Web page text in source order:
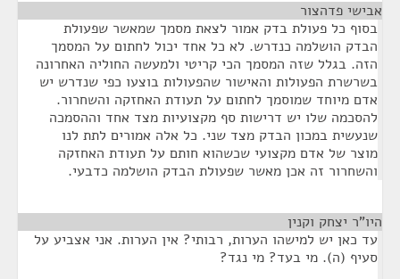
אבישי פדהצור
בסוף כל פעולת בדק אמור לצאת מסמך שמאשר שפעולת
הבדק הושלמה כנדרש. לא כל אחד יכול לחתום על המסמך
הזה. בגלל שזה המסמך הכי קריטי ולמעשה החוליה האחרונה
בשרשרת הפעולות והאישור שהפעולות בוצעו כפי שנדרש יש
אדם מיוחד שמוסמך לחתום על תעודת האחזקה והשחרור.
להסכמה שלו יש דרישות סף מקצועיות מצד אחד וההסמכה
שנעשית במכון הבדק מצד שני. כל אלה אמורים לתת לנו
מוצר של אדם מקצועי שכשהוא חותם על תעודת האחזקה
והשחרור זה אכן מאשר שפעולת הבדק הושלמה כדבעי.
היו"ר יצחק וקנין
עד כאן יש למישהו הערות, רבותי? אין הערות. אני אצביע על
סעיף (ה). מי בעד? מי נגד?